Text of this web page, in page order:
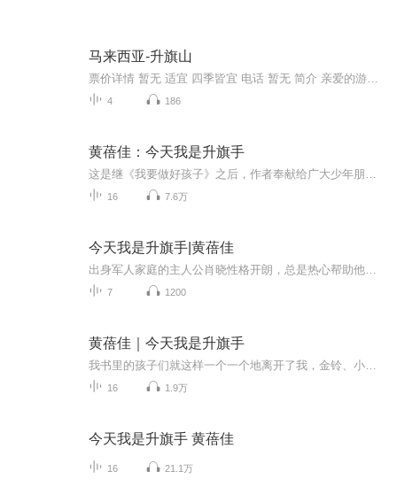
马来西亚-升旗山
4 186
黄蓓佳：今天我是升旗手
16 7.6万
今天我是升旗手|黄蓓佳
7 1200
黄蓓佳｜今天我是升旗手
16 1.9万
今天我是升旗手 黄蓓佳
16 21.1万